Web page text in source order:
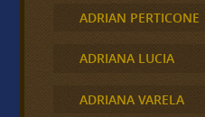
ADRIAN PERTICONE
ADRIANA LUCIA
ADRIANA VARELA